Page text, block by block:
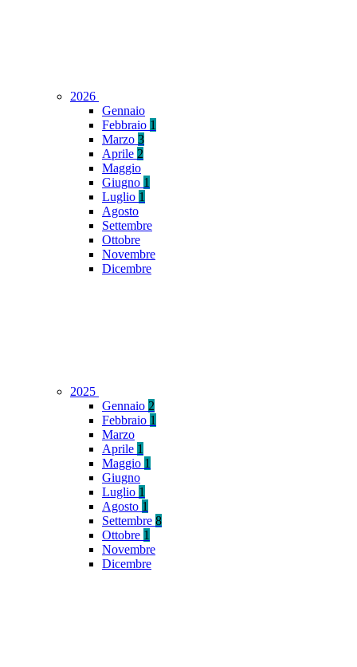
2026
Gennaio
Febbraio 1
Marzo 3
Aprile 2
Maggio
Giugno 1
Luglio 1
Agosto
Settembre
Ottobre
Novembre
Dicembre
2025
Gennaio 2
Febbraio 1
Marzo
Aprile 1
Maggio 1
Giugno
Luglio 1
Agosto 1
Settembre 8
Ottobre 1
Novembre
Dicembre